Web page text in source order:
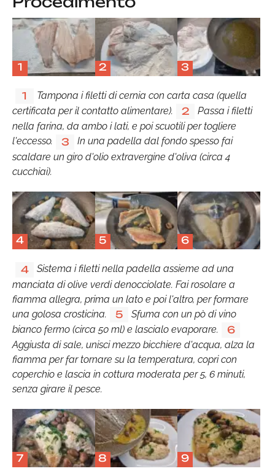
1 2 3
1
Tampona i filetti di cernia con carta casa (quella
certificata per il contatto alimentare).
2
Passa i filetti
nella farina, da ambo i lati, e poi scuotili per togliere
l'eccesso.
3
In una padella dal fondo spesso fai
scaldare un giro d'olio extravergine d'oliva (circa 4
cucchiai).
4 5 6
4
Sistema i filetti nella padella assieme ad una
manciata di olive verdi denocciolate. Fai rosolare a
fiamma allegra, prima un lato e poi l'altro, per formare
una golosa crosticina.
5
Sfuma con un pò di vino
bianco fermo (circa 50 ml) e lascialo evaporare.
6
Aggiusta di sale, unisci mezzo bicchiere d'acqua, alza la
fiamma per far tornare su la temperatura, copri con
coperchio e lascia in cottura moderata per 5, 6 minuti,
senza girare il pesce.
7 8 9